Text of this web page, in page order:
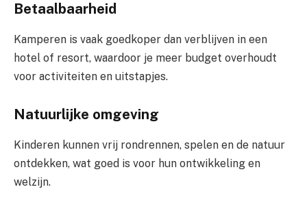
Betaalbaarheid
Kamperen is vaak goedkoper dan verblijven in een
hotel of resort, waardoor je meer budget overhoudt
voor activiteiten en uitstapjes.
Natuurlijke omgeving
Kinderen kunnen vrij rondrennen, spelen en de natuur
ontdekken, wat goed is voor hun ontwikkeling en
welzijn.